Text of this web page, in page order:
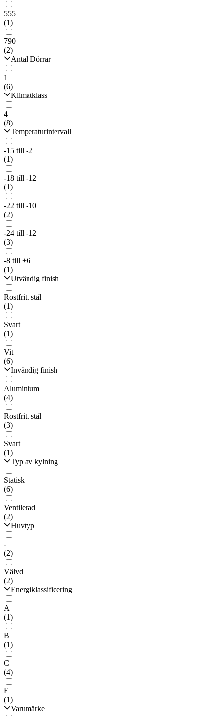
555
(1)
790
(2)
Antal Dörrar
1
(6)
Klimatklass
4
(8)
Temperaturintervall
-15 till -2
(1)
-18 till -12
(1)
-22 till -10
(2)
-24 till -12
(3)
-8 till +6
(1)
Utvändig finish
Rostfritt stål
(1)
Svart
(1)
Vit
(6)
Invändig finish
Aluminium
(4)
Rostfritt stål
(3)
Svart
(1)
Typ av kylning
Statisk
(6)
Ventilerad
(2)
Huvtyp
-
(2)
Välvd
(2)
Energiklassificering
A
(1)
B
(1)
C
(4)
E
(1)
Varumärke